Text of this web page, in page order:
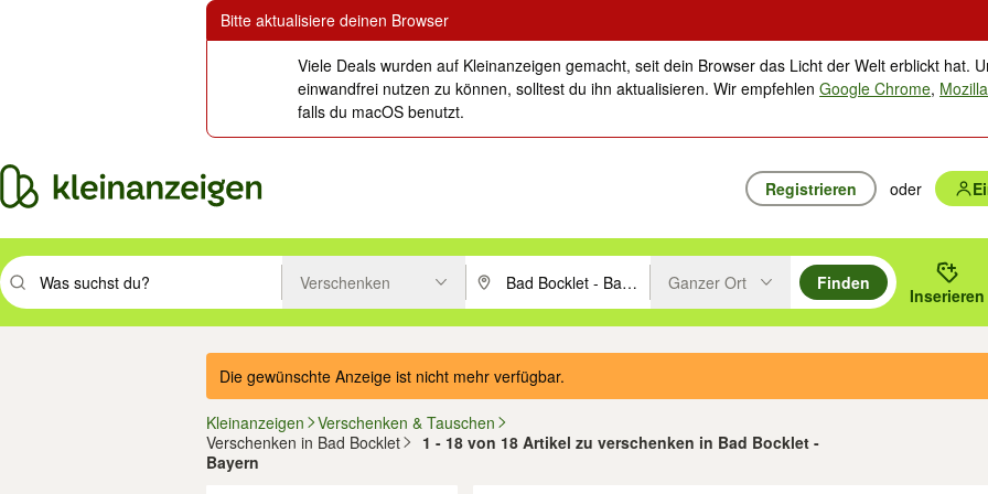
Bitte aktualisiere deinen Browser
Viele Deals wurden auf Kleinanzeigen gemacht, seit dein Browser das Licht der Welt erblickt hat.
einwandfrei nutzen zu können, solltest du ihn aktualisieren. Wir empfehlenGoogle Chrome,
falls du macOS benutzt.
Registrieren oder
Suchbegriff eingeben. Eingabetaste drücken um zu suchen, oder Vorschläge mit den Pfeiltasten nach oben/unten durchsuchen und mit
Verschenken PLZ oder Ort eingeben. Eingabetaste drücken um zu suchen, oder
Ganzer Ort
Finden
Inserieren
Die gewünschte Anzeige ist nicht mehr verfügbar.
Kleinanzeigen
Verschenken & Tauschen
Verschenken in Bad Bocklet
1 - 18 von 18 Artikel zu verschenken in Bad Bocklet -
Bayern